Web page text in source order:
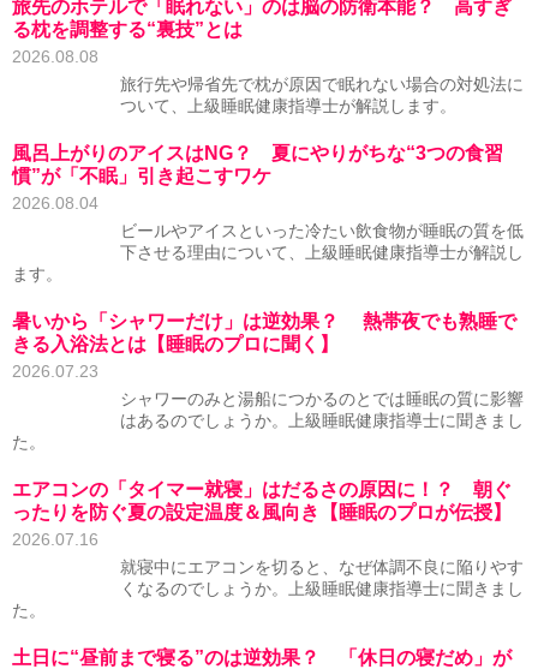
旅先のホテルで「眠れない」のは脳の防衛本能？ 高すぎ
る枕を調整する“裏技”とは
2026.08.08
旅行先や帰省先で枕が原因で眠れない場合の対処法に
ついて、上級睡眠健康指導士が解説します。
風呂上がりのアイスはNG？ 夏にやりがちな“3つの食習
慣”が「不眠」引き起こすワケ
2026.08.04
ビールやアイスといった冷たい飲食物が睡眠の質を低
下させる理由について、上級睡眠健康指導士が解説し
ます。
暑いから「シャワーだけ」は逆効果？ 熱帯夜でも熟睡で
きる入浴法とは【睡眠のプロに聞く】
2026.07.23
シャワーのみと湯船につかるのとでは睡眠の質に影響
はあるのでしょうか。上級睡眠健康指導士に聞きまし
た。
エアコンの「タイマー就寝」はだるさの原因に！？ 朝ぐ
ったりを防ぐ夏の設定温度＆風向き【睡眠のプロが伝授】
2026.07.16
就寝中にエアコンを切ると、なぜ体調不良に陥りやす
くなるのでしょうか。上級睡眠健康指導士に聞きまし
た。
土日に“昼前まで寝る”のは逆効果？ 「休日の寝だめ」が